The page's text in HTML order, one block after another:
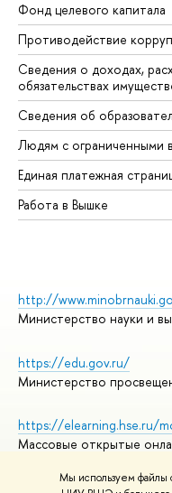
Мы используем файлы
Фонд целевого капитала
Противодействие
Сведения о доходах,
обязательствах
Сведения об
Людям с ограниченными
Единая платежная
Работа в Вышке
http://
Министерство науки и
https://edu.gov.ru/
Министерство
https://elearning.hse.ru/
Массовые открытые